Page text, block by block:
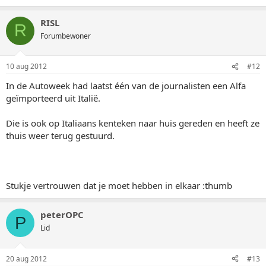
R RISL
Forumbewoner
10 aug 2012 #12
In de Autoweek had laatst één van de journalisten een Alfa
geïmporteerd uit Italië.
Die is ook op Italiaans kenteken naar huis gereden en heeft ze
thuis weer terug gestuurd.
Stukje vertrouwen dat je moet hebben in elkaar :thumb
P peterOPC
Lid
20 aug 2012 #13